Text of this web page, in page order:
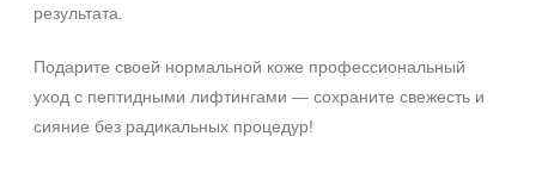
результата.
Подарите своей нормальной коже профессиональный
уход с пептидными лифтингами — сохраните свежесть и
сияние без радикальных процедур!